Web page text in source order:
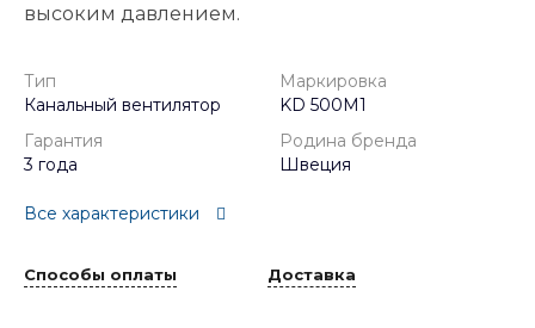
высоким давлением.
Тип
Канальный вентилятор
Маркировка
KD 500M1
Гарантия
3 года
Родина бренда
Швеция
Все характеристики
Способы оплаты Доставка